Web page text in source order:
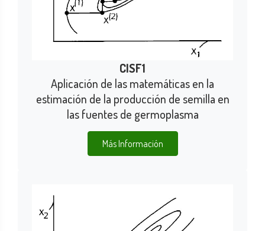
CISF1
Aplicación de las matemáticas en la
estimación de la producción de semilla en
las fuentes de germoplasma
Más Información